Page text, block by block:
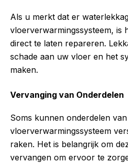
Als u merkt dat er
vloerverwarmingssysteem, is
direct te laten repareren.
schade aan uw vloer en het
maken.
Vervanging van Onderdelen
Soms kunnen onderdelen
vloerverwarmingssysteem
raken. Het is belangrijk om
vervangen om ervoor te